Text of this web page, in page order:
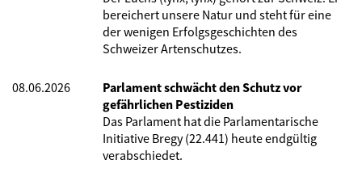
bereichert unsere Natur und steht für eine
der wenigen Erfolgsgeschichten des
Schweizer Artenschutzes.
08.06.2026
Parlament schwächt den Schutz vor
gefährlichen Pestiziden
Das Parlament hat die Parlamentarische
Initiative Bregy (22.441) heute endgültig
verabschiedet.